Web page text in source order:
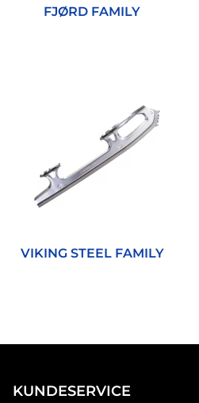
FJØRD FAMILY
VIKING STEEL FAMILY
KUNDESERVICE